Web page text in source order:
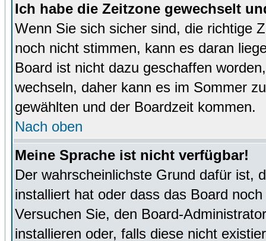
Ich habe die Zeitzone gewechselt
Wenn Sie sich sicher sind, die richtige
noch nicht stimmen, kann es daran
Board ist nicht dazu geschaffen
wechseln, daher kann es im Sommer
gewählten und der Boardzeit kommen.
Nach oben
Meine Sprache ist nicht verfügbar!
Der wahrscheinlichste Grund dafür ist,
installiert hat oder dass das Board
Versuchen Sie, den Board-
installieren oder, falls diese nicht